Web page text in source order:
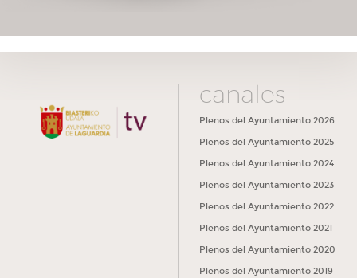
canales
Plenos del Ayuntamiento 2026
Plenos del Ayuntamiento 2025
Plenos del Ayuntamiento 2024
Plenos del Ayuntamiento 2023
Plenos del Ayuntamiento 2022
Plenos del Ayuntamiento 2021
Plenos del Ayuntamiento 2020
Plenos del Ayuntamiento 2019